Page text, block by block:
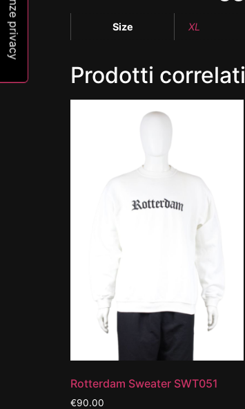
Size XL
Prodotti correlati
Rotterdam Sweater SWT051
€90.00